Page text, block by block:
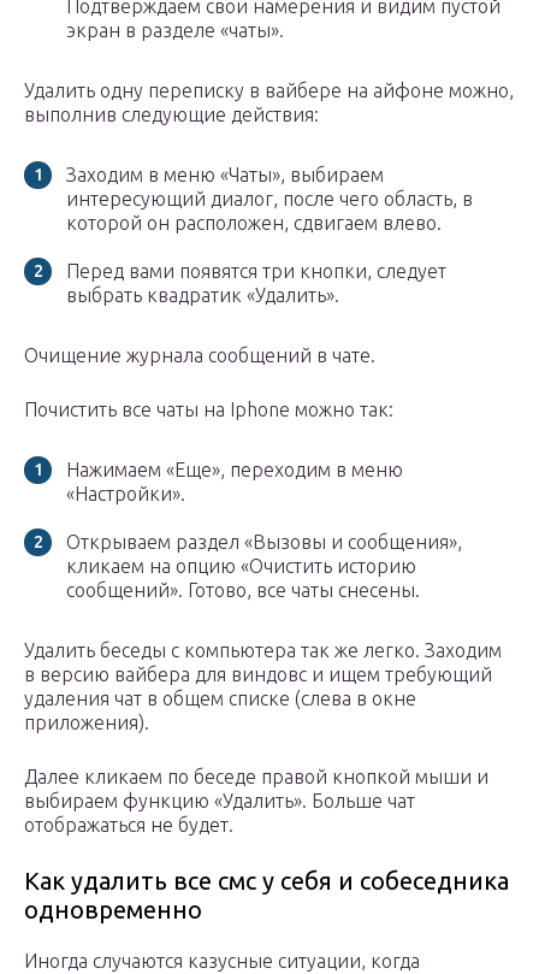
Подтверждаем свои намерения и видим пустой
экран в разделе «чаты».
Удалить одну переписку в вайбере на айфоне можно,
выполнив следующие действия:
Заходим в меню «Чаты», выбираем
интересующий диалог, после чего область, в
которой он расположен, сдвигаем влево.
Перед вами появятся три кнопки, следует
выбрать квадратик «Удалить».
Очищение журнала сообщений в чате.
Почистить все чаты на Iphone можно так:
Нажимаем «Еще», переходим в меню
«Настройки».
Открываем раздел «Вызовы и сообщения»,
кликаем на опцию «Очистить историю
сообщений». Готово, все чаты снесены.
Удалить беседы с компьютера так же легко. Заходим
в версию вайбера для виндовс и ищем требующий
удаления чат в общем списке (слева в окне
приложения).
Далее кликаем по беседе правой кнопкой мыши и
выбираем функцию «Удалить». Больше чат
отображаться не будет.
Как удалить все смс у себя и собеседника
одновременно
Иногда случаются казусные ситуации, когда